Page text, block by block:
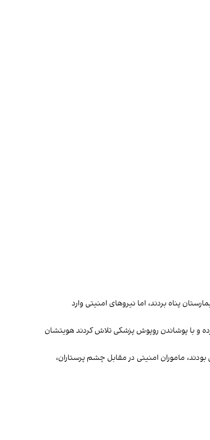
پناه بردند، اما نیروهای امنیتی وارد
و با پوشاندن روپوش پزشکی تلاش کردند هویتشان
در حال امدادرسانی بودند، ماموران امنیتی در مقابل چشم پرستاران،